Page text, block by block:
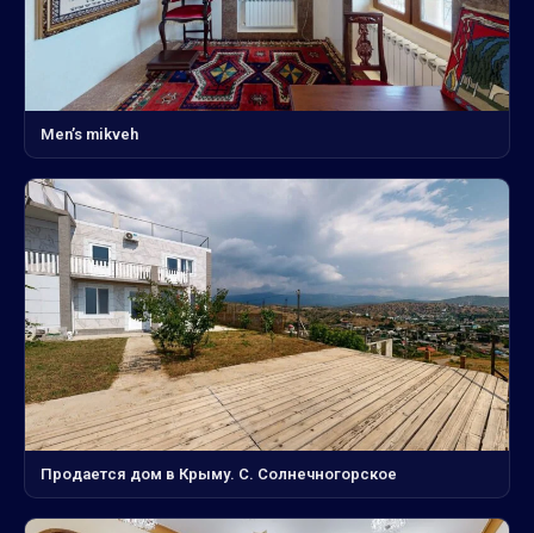
Men’s mikveh
Продается дом в Крыму. С. Солнечногорское